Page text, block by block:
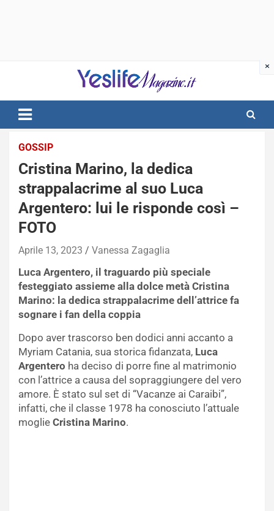
notizie di intrattenimento
GOSSIP
Cristina Marino, la dedica
strappalacrime al suo Luca
Argentero: lui le risponde così –
FOTO
Aprile 13, 2023 Vanessa Zagaglia
Luca Argentero, il traguardo più speciale
festeggiato assieme alla dolce metà Cristina
Marino: la dedica strappalacrime dell’attrice fa
sognare i fan della coppia
Dopo aver trascorso ben dodici anni accanto a
Myriam Catania, sua storica fidanzata, Luca
Argentero ha deciso di porre fine al matrimonio
con l’attrice a causa del sopraggiungere del vero
amore. È stato sul set di “Vacanze ai Caraibi”,
infatti, che il classe 1978 ha conosciuto l’attuale
moglie Cristina Marino.